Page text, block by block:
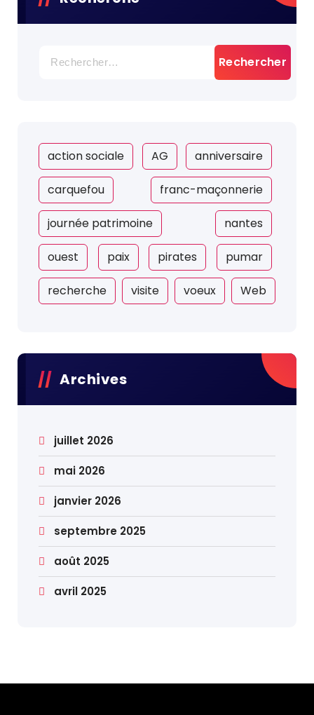
action sociale AG anniversaire
carquefou franc-maçonnerie
journée patrimoine nantes
ouest paix pirates pumar
recherche visite voeux Web
Archives
juillet 2026
mai 2026
janvier 2026
septembre 2025
août 2025
avril 2025